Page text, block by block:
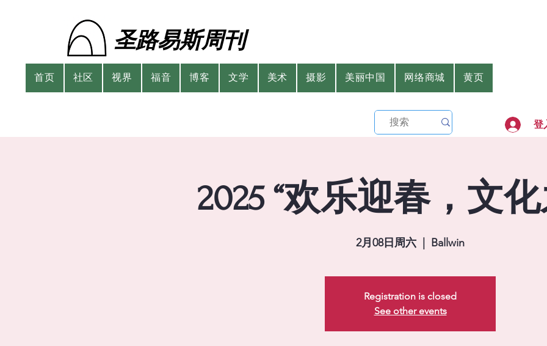
圣路易斯周刊
首页 社区 视界 福音 博客 文学 美术 摄影 美丽中国 网络商城 黄页
登
2025 “欢乐迎春，文化
2月08日周六 Ballwin
Registration is closed
See other events